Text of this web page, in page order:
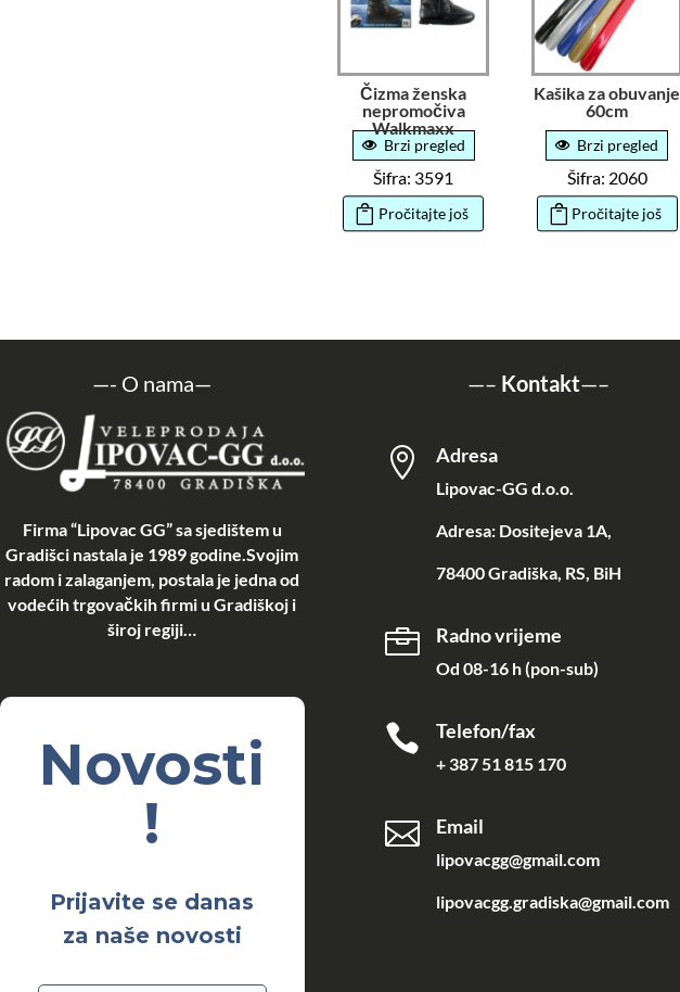
Čizma ženska
nepromočiva
Walkmaxx
Brzi pregled
Šifra: 3591
Pročitajte još
Kašika za obuvanje
60cm
Brzi pregled
Šifra: 2060
Pročitajte još
—- O nama—
Firma “Lipovac GG” sa sjedištem u
Gradišci nastala je 1989 godine.Svojim
radom i zalaganjem, postala je jedna od
vodećih trgovačkih firmi u Gradiškoj i
široj regiji…
Novosti
!
Prijavite se danas
za naše novosti
—– Kontakt—–
 Adresa
Lipovac-GG d.o.o.
Adresa: Dositejeva 1A,
78400 Gradiška, RS, BiH
 Radno vrijeme
Od 08-16 h (pon-sub)
 Telefon/fax
+ 387 51 815 170
 Email
lipovacgg@gmail.com
lipovacgg.gradiska@gmail.com